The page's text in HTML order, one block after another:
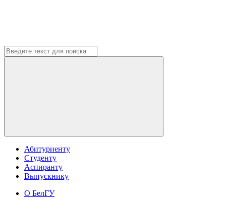
Абитуриенту
Студенту
Аспиранту
Выпускнику
О БелГУ